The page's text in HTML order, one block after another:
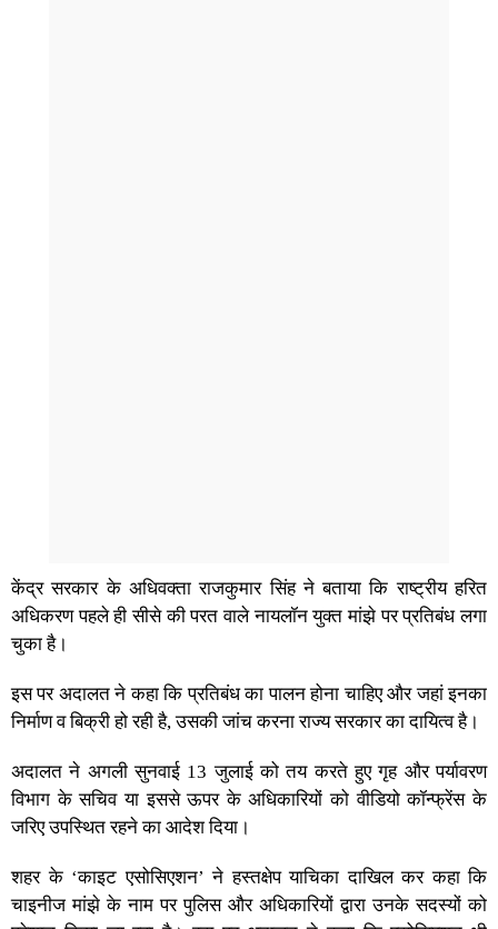
केंद्र सरकार के अधिवक्ता राजकुमार सिंह ने बताया कि राष्ट्रीय हरित
अधिकरण पहले ही सीसे की परत वाले नायलॉन युक्त मांझे पर प्रतिबंध लगा
चुका है।
इस पर अदालत ने कहा कि प्रतिबंध का पालन होना चाहिए और जहां इनका
निर्माण व बिक्री हो रही है, उसकी जांच करना राज्य सरकार का दायित्व है।
अदालत ने अगली सुनवाई 13 जुलाई को तय करते हुए गृह और पर्यावरण
विभाग के सचिव या इससे ऊपर के अधिकारियों को वीडियो कॉन्फ्रेंस के
जरिए उपस्थित रहने का आदेश दिया।
शहर के ‘काइट एसोसिएशन’ ने हस्तक्षेप याचिका दाखिल कर कहा कि
चाइनीज मांझे के नाम पर पुलिस और अधिकारियों द्वारा उनके सदस्यों को